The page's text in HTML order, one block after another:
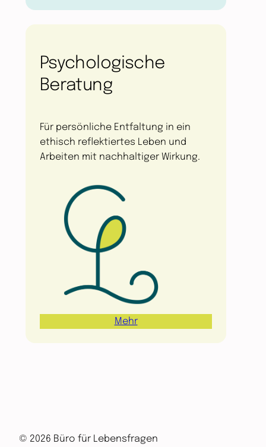
Psychologische
Beratung
Für persönliche Entfaltung in ein
ethisch reflektiertes Leben und
Arbeiten mit nachhaltiger Wirkung.
Mehr
© 2026 Büro für Lebensfragen